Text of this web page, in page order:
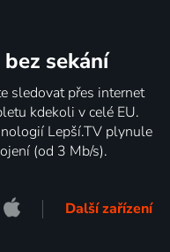
sekání
sledovat přes internet
kdekoli v celé EU.
Lepší.TV plynule
(od 3 Mb/s).
Další zařízení